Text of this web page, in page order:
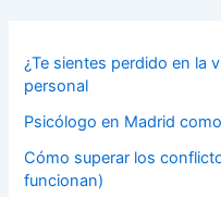
¿Te sientes perdido en la
personal
Psicólogo en Madrid
Cómo superar los
funcionan)